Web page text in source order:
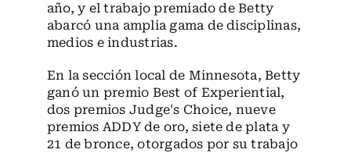
año, y el trabajo premiado de Betty
abarcó una amplia gama de disciplinas,
medios e industrias.
En la sección local de Minnesota, Betty
ganó un premio Best of Experiential,
dos premios Judge's Choice, nueve
premios ADDY de oro, siete de plata y
21 de bronce, otorgados por su trabajo